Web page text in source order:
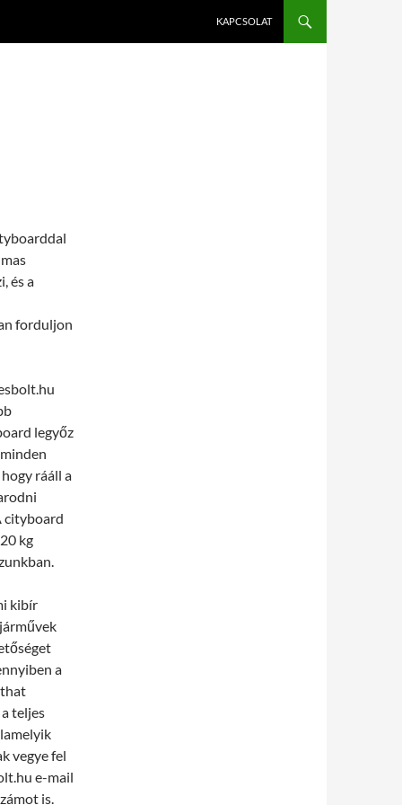
KAPCSOLAT
és a
forduljon
legyőz
rááll a
cityboard
kg
kibír
a
teljes
vegye fel
e-mail
is.